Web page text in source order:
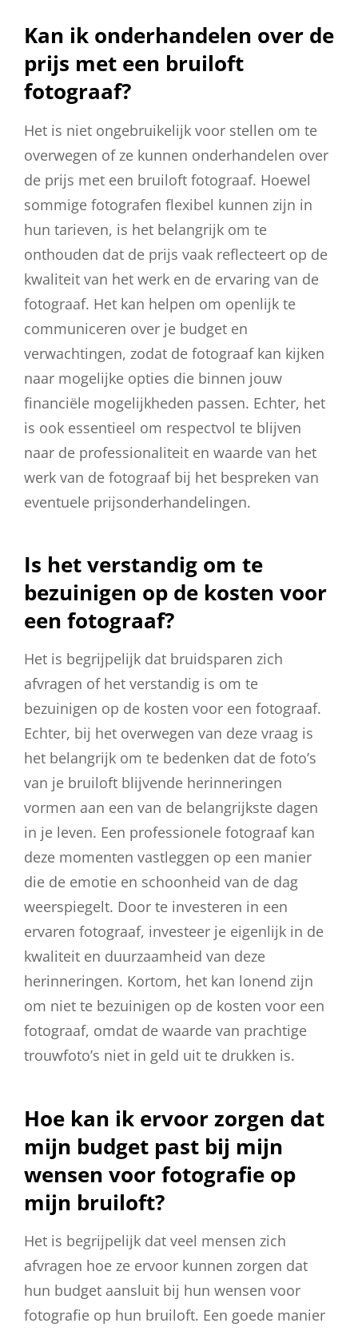
Kan ik onderhandelen over de
prijs met een bruiloft
fotograaf?
Het is niet ongebruikelijk voor stellen om te
overwegen of ze kunnen onderhandelen over
de prijs met een bruiloft fotograaf. Hoewel
sommige fotografen flexibel kunnen zijn in
hun tarieven, is het belangrijk om te
onthouden dat de prijs vaak reflecteert op de
kwaliteit van het werk en de ervaring van de
fotograaf. Het kan helpen om openlijk te
communiceren over je budget en
verwachtingen, zodat de fotograaf kan kijken
naar mogelijke opties die binnen jouw
financiële mogelijkheden passen. Echter, het
is ook essentieel om respectvol te blijven
naar de professionaliteit en waarde van het
werk van de fotograaf bij het bespreken van
eventuele prijsonderhandelingen.
Is het verstandig om te
bezuinigen op de kosten voor
een fotograaf?
Het is begrijpelijk dat bruidsparen zich
afvragen of het verstandig is om te
bezuinigen op de kosten voor een fotograaf.
Echter, bij het overwegen van deze vraag is
het belangrijk om te bedenken dat de foto’s
van je bruiloft blijvende herinneringen
vormen aan een van de belangrijkste dagen
in je leven. Een professionele fotograaf kan
deze momenten vastleggen op een manier
die de emotie en schoonheid van de dag
weerspiegelt. Door te investeren in een
ervaren fotograaf, investeer je eigenlijk in de
kwaliteit en duurzaamheid van deze
herinneringen. Kortom, het kan lonend zijn
om niet te bezuinigen op de kosten voor een
fotograaf, omdat de waarde van prachtige
trouwfoto’s niet in geld uit te drukken is.
Hoe kan ik ervoor zorgen dat
mijn budget past bij mijn
wensen voor fotografie op
mijn bruiloft?
Het is begrijpelijk dat veel mensen zich
afvragen hoe ze ervoor kunnen zorgen dat
hun budget aansluit bij hun wensen voor
fotografie op hun bruiloft. Een goede manier